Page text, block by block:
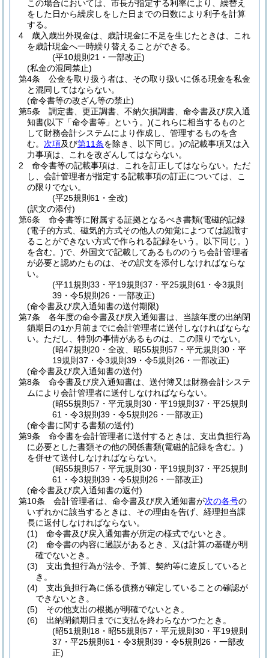
この場合においては、市長が指定する利率により、繰替え
をした日から繰戻しをした日までの日数により利子を計算
する。
4
歳入歳出外現金は、歳計現金に不足を生じたときは、これ
を歳計現金へ一時繰り替えることができる。
(平10規則21・一部改正)
(私金の混同禁止)
第4条
公金を取り扱う者は、その取り扱いに係る現金を私金
と混同してはならない。
(命令書等の改ざん等の禁止)
第5条
調定書、更正調書、不納欠損調書、命令書及び戻入通
知書(以下「命令書等」という。)(これらに相当するものと
して財務会計システムにより作成し、管理するものを含
む。 次項及び第11条を除き、以下同じ。)の記載事項又は入
力事項は、これを改ざんしてはならない。
2
命令書等の記載事項は、これを訂正してはならない。 ただ
し、会計管理者が指定する記載事項の訂正については、こ
の限りでない。
(平25規則61・全改)
(訳文の添付)
第6条
命令書等に附属する証拠となるべき書類(電磁的記録
(電子的方式、磁気的方式その他人の知覚によつては認識す
ることができない方式で作られる記録をいう。以下同じ。)
を含む。)で、外国文で記載してあるもののうち会計管理者
が必要と認めたものは、その訳文を添付しなければならな
い。
(平11規則33・平19規則37・平25規則61・令3規則
39・令5規則26・一部改正)
(命令書及び戻入通知書の送付期限)
第7条
各年度の命令書及び戻入通知書は、当該年度の出納閉
鎖期日の1か月前までに会計管理者に送付しなければならな
い。 ただし、特別の事情があるものは、この限りでない。
(昭47規則20・全改、昭55規則57・平元規則30・平
19規則37・令3規則39・令5規則26・一部改正)
(命令書及び戻入通知書の送付)
第8条
命令書及び戻入通知書は、送付簿又は財務会計システ
ムにより会計管理者に送付しなければならない。
(昭55規則57・平元規則30・平19規則37・平25規則
61・令3規則39・令5規則26・一部改正)
(命令書に関する書類の送付)
第9条
命令書を会計管理者に送付するときは、支出負担行為
に必要とした書類その他の関係書類(電磁的記録を含む。)
を併せて送付しなければならない。
(昭55規則57・平元規則30・平19規則37・平25規則
61・令3規則39・令5規則26・一部改正)
(命令書及び戻入通知書の返付)
第10条
会計管理者は、命令書及び戻入通知書が次の各号の
いずれかに該当するときは、その理由を告げ、経理担当課
長に返付しなければならない。
(1)
命令書及び戻入通知書が所定の様式でないとき。
(2)
命令書の内容に過誤があるとき、又は計算の基礎が明
確でないとき。
(3)
支出負担行為が法令、予算、契約等に違反していると
き。
(4)
支出負担行為に係る債務が確定していることの確認が
できないとき。
(5)
その他支出の根拠が明確でないとき。
(6)
出納閉鎖期日までに支払を終わらなかつたとき。
(昭51規則18・昭55規則57・平元規則30・平19規則
37・平25規則61・令3規則39・令5規則26・一部改
正)